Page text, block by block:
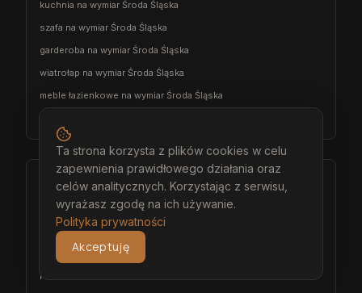
kuchnia na wymiar Środa Śląska
szafa na wymiar Środa Śląska
garderoba na wymiar Środa Śląska
wiatrołap na wymiar Środa Śląska
meble łazienkowe na wymiar Środa Śląska
Bolesławiec
architekt wnętrz Bolesławiec
projektant wnętrz Bolesławiec
projekt wnętrz Bolesławiec
projektowanie wnętrz Bolesławiec
Ta strona korzysta z plików cookies w celu
zapewnienia prawidłowego działania oraz
celów analitycznych. Korzystając z serwisu,
wyrażasz zgodę na ich używanie.
Polityka prywatności
Akceptuję